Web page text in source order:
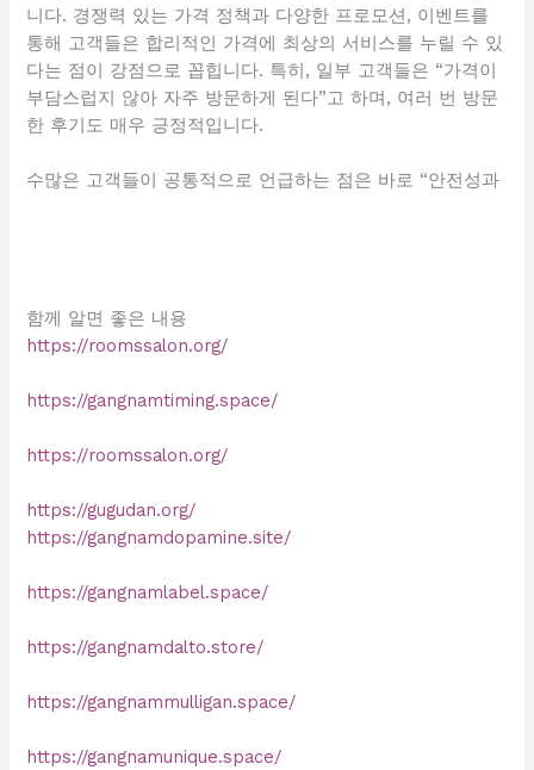
니다. 경쟁력 있는 가격 정책과 다양한 프로모션, 이벤트를
통해 고객들은 합리적인 가격에 최상의 서비스를 누릴 수 있
다는 점이 강점으로 꼽힙니다. 특히, 일부 고객들은 “가격이
부담스럽지 않아 자주 방문하게 된다”고 하며, 여러 번 방문
한 후기도 매우 긍정적입니다.
수많은 고객들이 공통적으로 언급하는 점은 바로 “안전성과
함께 알면 좋은 내용
https://roomssalon.org/
https://gangnamtiming.space/
https://roomssalon.org/
https://gugudan.org/
https://gangnamdopamine.site/
https://gangnamlabel.space/
https://gangnamdalto.store/
https://gangnammulligan.space/
https://gangnamunique.space/